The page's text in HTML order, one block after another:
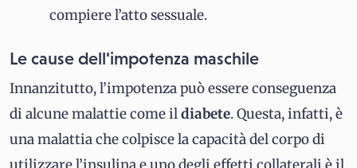
compiere l’atto sessuale.
Le cause dell'impotenza maschile
Innanzitutto, l’impotenza può essere conseguenza
di alcune malattie come ildiabete. Questa, infatti, è
una malattia che colpisce la capacità del corpo di